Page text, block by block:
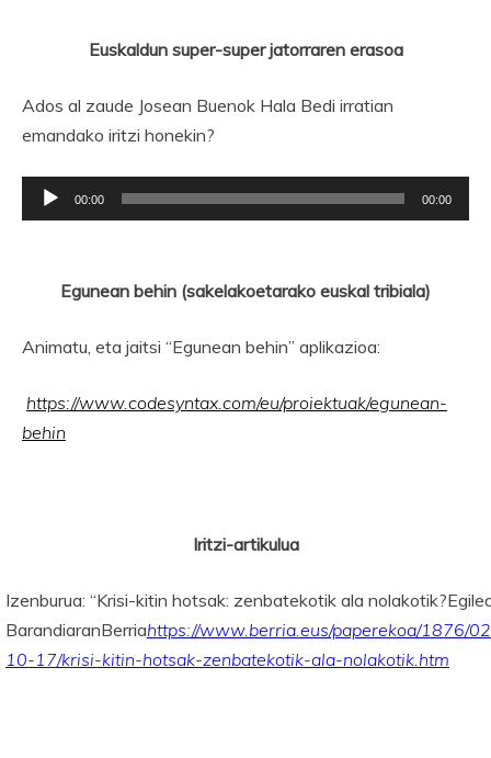
Euskaldun super-super jatorraren erasoa
Ados al zaude Josean Buenok Hala Bedi irratian
emandako iritzi honekin?
Soinu
erreproduzigailua
00:00 00:00
Egunean behin (sakelakoetarako euskal tribiala)
Animatu, eta jaitsi “Egunean behin” aplikazioa:
https://www.codesyntax.com/eu/proiektuak/egunean-
behin
Iritzi-artikulua
Izenburua: “Krisi-kitin hotsak: zenbatekotik ala
BarandiaranBerriahttps://www.berria.eus/paperekoa/1876/
10-17/krisi-kitin-hotsak-zenbatekotik-ala-nolakotik.htm